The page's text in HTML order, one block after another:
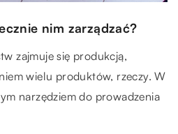
nim zarządzać?
zajmuje się produkcją,
wielu produktów, rzeczy. W
narzędziem do prowadzenia